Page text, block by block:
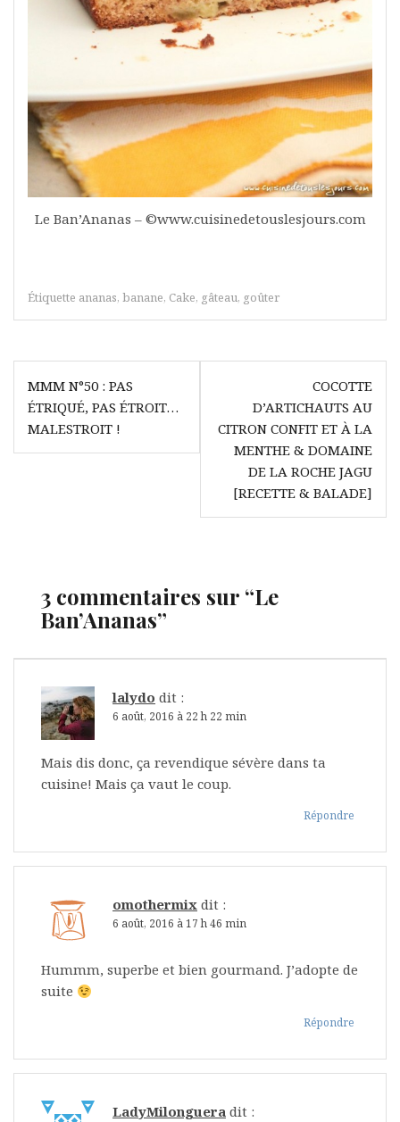
Le Ban’Ananas – ©www.cuisinedetouslesjours.com
Étiquette ananas, banane, Cake, gâteau, goûter
Navigation
de
l’article
MMM N°50 : PAS
ÉTRIQUÉ, PAS ÉTROIT…
MALESTROIT !
COCOTTE
D’ARTICHAUTS AU
CITRON CONFIT ET À LA
MENTHE & DOMAINE
DE LA ROCHE JAGU
[RECETTE & BALADE]
3 commentaires sur “Le
Ban’Ananas”
lalydo dit :
6 août, 2016 à 22 h 22 min
Mais dis donc, ça revendique sévère dans ta
cuisine! Mais ça vaut le coup.
Répondre
omothermix dit :
6 août, 2016 à 17 h 46 min
Hummm, superbe et bien gourmand. J’adopte de
suite
Répondre
LadyMilonguera dit :